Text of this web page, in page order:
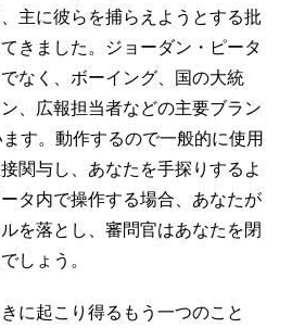
主に彼らを捕らえようとする批
きました。ジョーダン・ピータ
なく、ボーイング、国の大統
、広報担当者などの主要ブラン
す。動作するので一般的に使用
関与し、あなたを手探りするよ
タ内で操作する場合、あなたが
を落とし、審問官はあなたを閉
しょう。
に起こり得るもう一つのこと